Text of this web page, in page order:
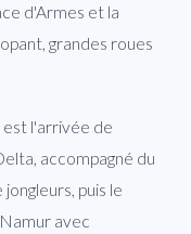
d'Armes et la
grandes roues
l'arrivée de
accompagné du
puis le
avec